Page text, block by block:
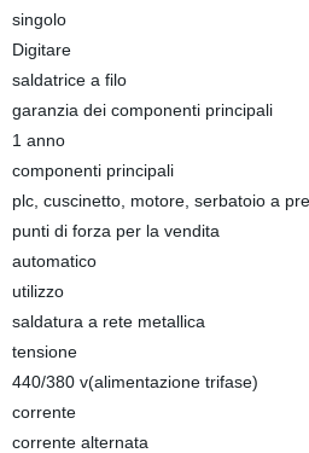
singolo
Digitare
saldatrice a filo
garanzia dei componenti principali
1 anno
componenti principali
plc, cuscinetto, motore, serbatoio a
punti di forza per la vendita
automatico
utilizzo
saldatura a rete metallica
tensione
440/380 v(alimentazione trifase)
corrente
corrente alternata